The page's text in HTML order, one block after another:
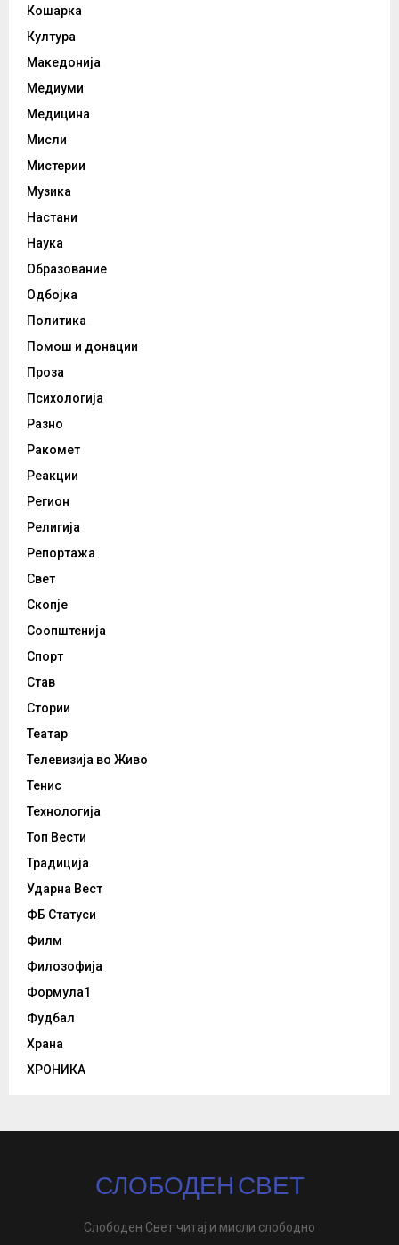
Кошарка
Култура
Македонија
Медиуми
Медицина
Мисли
Мистерии
Музика
Настани
Наука
Образование
Одбојка
Политика
Помош и донации
Проза
Психологија
Разно
Ракомет
Реакции
Регион
Религија
Репортажа
Свет
Скопје
Соопштенија
Спорт
Став
Стории
Театар
Телевизија во Живо
Тенис
Технологија
Топ Вести
Традиција
Ударна Вест
ФБ Статуси
Филм
Филозофија
Формула1
Фудбал
Храна
ХРОНИКА
СЛОБОДЕН СВЕТ
Слободен Свет читај и мисли слободно